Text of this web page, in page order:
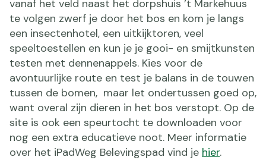
vanaf het veld naast het dorpshuis ’t Markehuus
te volgen zwerf je door het bos en kom je langs
een insectenhotel, een uitkijktoren, veel
speeltoestellen en kun je je gooi- en smijtkunsten
testen met dennenappels. Kies voor de
avontuurlijke route en test je balans in de touwen
tussen de bomen, maar let ondertussen goed op,
want overal zijn dieren in het bos verstopt. Op de
site is ook een speurtocht te downloaden voor
nog een extra educatieve noot. Meer informatie
over het iPadWeg Belevingspad vind je hier.